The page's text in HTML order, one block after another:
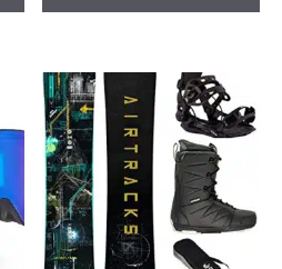
Freestyle-Set
Preis prüfen